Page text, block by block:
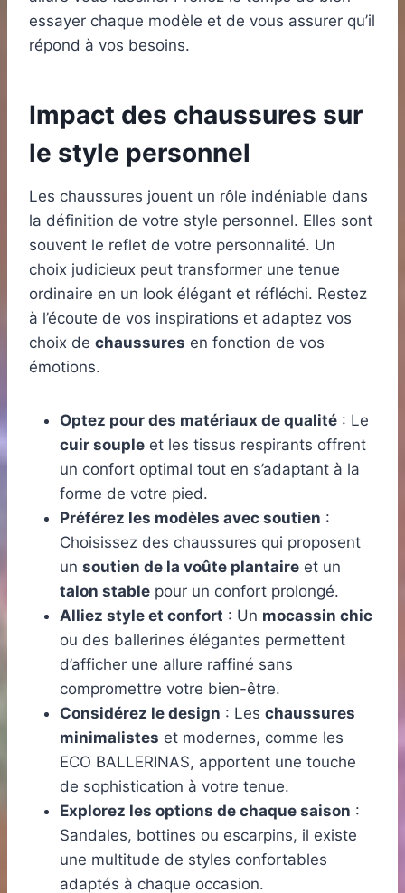
essayer chaque modèle et de vous assurer qu’il
répond à vos besoins.
Impact des chaussures sur
le style personnel
Les chaussures jouent un rôle indéniable dans
la définition de votre style personnel. Elles sont
souvent le reflet de votre personnalité. Un
choix judicieux peut transformer une tenue
ordinaire en un look élégant et réfléchi. Restez
à l’écoute de vos inspirations et adaptez vos
choix de chaussures en fonction de vos
émotions.
Optez pour des matériaux de qualité : Le
cuir souple et les tissus respirants offrent
un confort optimal tout en s’adaptant à la
forme de votre pied.
Préférez les modèles avec soutien :
Choisissez des chaussures qui proposent
un soutien de la voûte plantaire et un
talon stable pour un confort prolongé.
Alliez style et confort : Un mocassin chic
ou des ballerines élégantes permettent
d’afficher une allure raffiné sans
compromettre votre bien-être.
Considérez le design : Les chaussures
minimalistes et modernes, comme les
ECO BALLERINAS, apportent une touche
de sophistication à votre tenue.
Explorez les options de chaque saison :
Sandales, bottines ou escarpins, il existe
une multitude de styles confortables
adaptés à chaque occasion.